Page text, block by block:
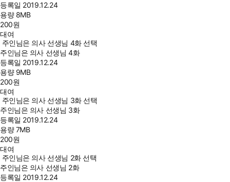
등록일 2019.12.24
용량 8MB
200원
대여
주인님은 의사 선생님 4화 선택
주인님은 의사 선생님 4화
등록일 2019.12.24
용량 9MB
200원
대여
주인님은 의사 선생님 3화 선택
주인님은 의사 선생님 3화
등록일 2019.12.24
용량7MB
200원
대여
주인님은 의사 선생님 2화 선택
주인님은 의사 선생님 2화
등록일 2019.12.24